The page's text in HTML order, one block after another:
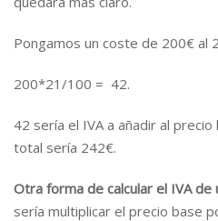
Pongamos un coste de 200€ al
200*21/100 = 42.
42 sería el IVA a añadir al
total sería 242€.
Otra forma de calcular el IVA de
sería multiplicar el precio base